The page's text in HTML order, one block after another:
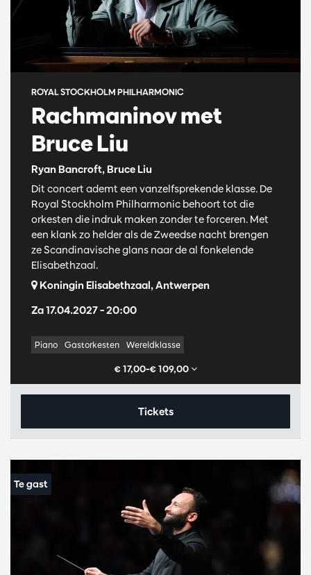
Rachmaninov met
Bruce Liu
Ryan Bancroft, Bruce Liu
ROYAL STOCKHOLM PHILHARMONIC
Za 17.04.2027– 20:00
Dit concert ademt een vanzelfsprekende klasse. De
Royal Stockholm Philharmonic behoort tot die
orkesten die indruk maken zonder te forceren. Met
een klank zo helder als de Zweedse nacht brengen
ze Scandinavische glans naar de al fonkelende
Elisabethzaal.
Koningin Elisabethzaal, Antwerpen
Piano Gastorkesten Wereldklasse
€ 17,00–€ 109,00
Tickets